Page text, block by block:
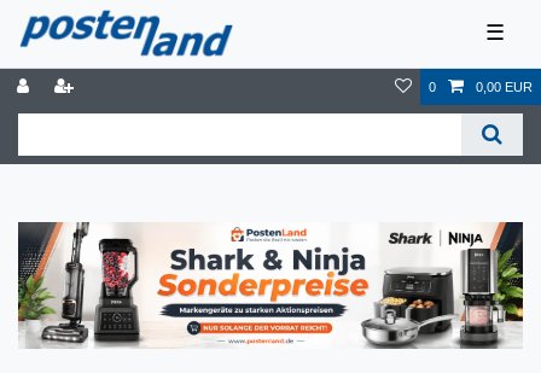
☰
0 0,00 EUR